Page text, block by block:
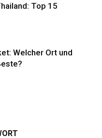
Top 15
Welcher Ort und